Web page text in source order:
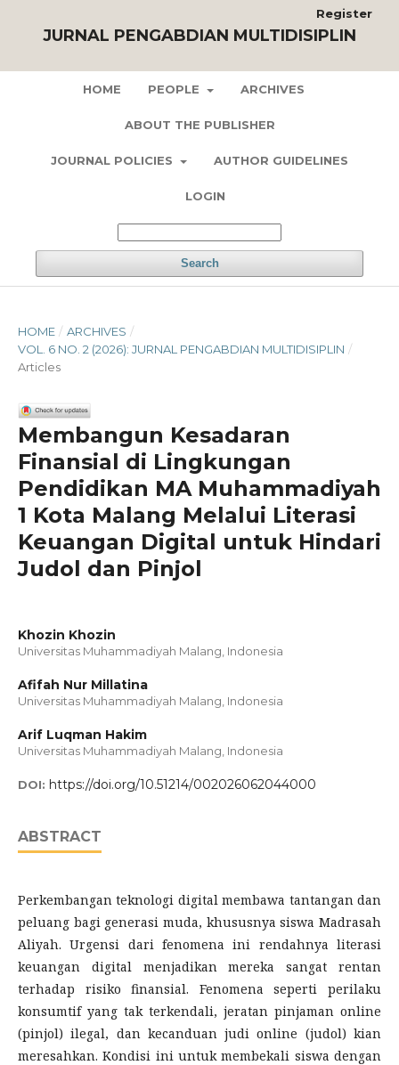
JURNAL PENGABDIAN MULTIDISIPLIN
HOME PEOPLE ARCHIVES
ABOUT THE PUBLISHER
JOURNAL POLICIES AUTHOR GUIDELINES
LOGIN
Search
Register
HOME / ARCHIVES /
VOL. 6 NO. 2 (2026): JURNAL PENGABDIAN MULTIDISIPLIN /
Articles
Membangun Kesadaran
Finansial di Lingkungan
Pendidikan MA Muhammadiyah
1 Kota Malang Melalui Literasi
Keuangan Digital untuk Hindari
Judol dan Pinjol
Khozin Khozin
Universitas Muhammadiyah Malang, Indonesia
Afifah Nur Millatina
Universitas Muhammadiyah Malang, Indonesia
Arif Luqman Hakim
Universitas Muhammadiyah Malang, Indonesia
DOI: https://doi.org/10.51214/002026062044000
ABSTRACT
Perkembangan teknologi digital membawa tantangan dan
peluang bagi generasi muda, khususnya siswa Madrasah
Aliyah. Urgensi dari fenomena ini rendahnya literasi
keuangan digital menjadikan mereka sangat rentan
terhadap risiko finansial. Fenomena seperti perilaku
konsumtif yang tak terkendali, jeratan pinjaman online
(pinjol) ilegal, dan kecanduan judi online (judol) kian
meresahkan. Kondisi ini untuk membekali siswa dengan